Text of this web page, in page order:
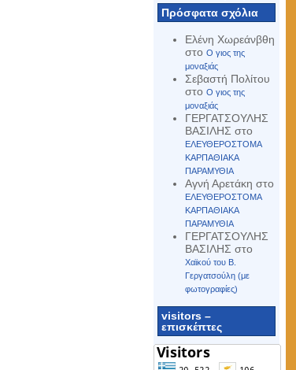
Πρόσφατα σχόλια
Ελένη Χωρεάνβθη
στο Ο γιος της
μοναξιάς
Σεβαστή Πολίτου
στο Ο γιος της
μοναξιάς
ΓΕΡΓΑΤΣΟΥΛΗΣ
ΒΑΣΙΛΗΣ στο
ΕΛΕΥΘΕΡΟΣΤΟΜΑ
ΚΑΡΠΑΘΙΑΚΑ
ΠΑΡΑΜΥΘΙΑ
Αγνή Αρετάκη στο
ΕΛΕΥΘΕΡΟΣΤΟΜΑ
ΚΑΡΠΑΘΙΑΚΑ
ΠΑΡΑΜΥΘΙΑ
ΓΕΡΓΑΤΣΟΥΛΗΣ
ΒΑΣΙΛΗΣ στο
Χαϊκού του Β.
Γεργατσούλη (με
φωτογραφίες)
visitors –
επισκέπτες